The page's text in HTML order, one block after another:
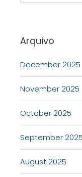
Arquivo
December 2025
November 2025
October 2025
September 2025
August 2025